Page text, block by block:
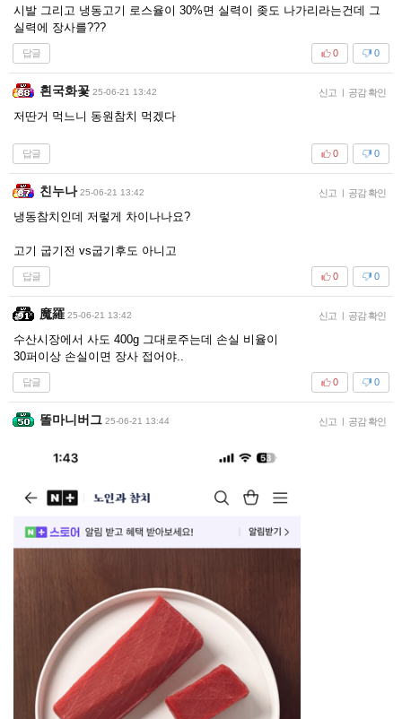
시발 그리고 냉동고기 로스율이 30%면 실력이 좆도 나가리라는건데 그
실력에 장사를???
답글 0
0
흰국화꽃 25-06-21 13:42 신고 | 공감 확인
저딴거 먹느니 동원참치 먹겠다
답글 0
0
친누나 25-06-21 13:42 신고 | 공감 확인
냉동참치인데 저렇게 차이나나요?
고기 굽기전 vs굽기후도 아니고
답글 0
0
魔羅 25-06-21 13:42 신고 | 공감 확인
수산시장에서 사도 400g 그대로주는데 손실 비율이
30퍼이상 손실이면 장사 접어야..
답글 0
0
똘마니버그 25-06-21 13:44 신고 | 공감 확인